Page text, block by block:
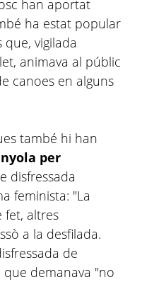
han aportat
ha estat popular
vigilada
animava al públic
canoes en alguns
també hi han
per
disfressada
feminista: "La
fet, altres
a la desfilada.
de
demanava "no